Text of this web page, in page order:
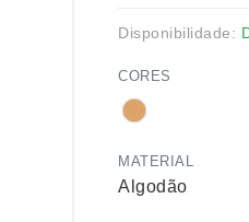
Disponibilidade:
CORES
MATERIAL
Algodão